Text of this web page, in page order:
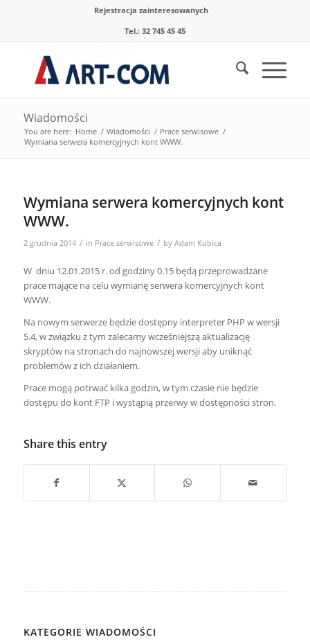
Rejestracja zainteresowanych
Tel.: 32 745 45 45
Wiadomości
You are here: Home / Wiadomości / Prace serwisowe /
Wymiana serwera komercyjnych kont WWW.
Wymiana serwera komercyjnych kont
WWW.
2 grudnia 2014 / in Prace serwisowe / by Adam Kubica
W dniu 12.01.2015 r. od godziny 0.15 będą przeprowadzane
prace mające na celu wymianę serwera komercyjnych kont
WWW.
Na nowym serwerze będzie dostępny interpreter PHP w wersji
5.4, w związku z tym zalecamy wcześniejszą aktualizację
skryptów na stronach do najnowszej wersji aby uniknąć
problemów z ich działaniem.
Prace mogą potrwać kilka godzin, w tym czasie nie będzie
dostępu do kont FTP i wystąpią przerwy w dostępności stron.
Share this entry
KATEGORIE WIADOMOŚCI